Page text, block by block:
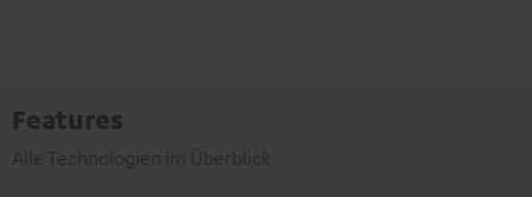
Features
Alle Technologien im Überblick